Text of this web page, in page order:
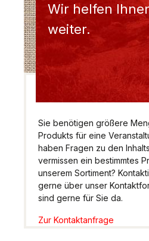
Wir helfen
weiter.
Sie benötigen größere
Produkts für eine
haben Fragen zu den
vermissen ein bestimmtes
unserem Sortiment?
gerne über unser
sind gerne für Sie da.
Zur Kontaktanfrage